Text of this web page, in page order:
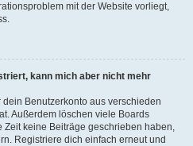
mit der Website vorliegt,
kann mich aber nicht mehr
Benutzerkonto aus verschieden
Außerdem löschen viele Boards
keine Beiträge geschrieben haben,
Registriere dich einfach erneut und